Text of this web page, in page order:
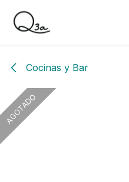
Cocinas y Bar
AGOTADO